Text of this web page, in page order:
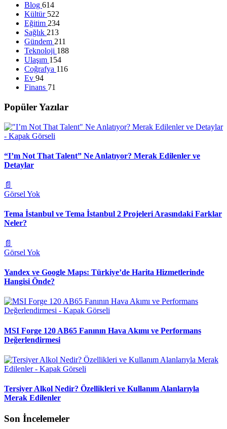
Blog 614
Kültür 522
Eğitim 234
Sağlık 213
Gündem 211
Teknoloji 188
Ulaşım 154
Coğrafya 116
Ev 94
Finans 71
Popüler Yazılar
“I’m Not That Talent” Ne Anlatıyor? Merak Edilenler ve
Detaylar
📄
Görsel Yok
Tema İstanbul ve Tema İstanbul 2 Projeleri Arasındaki Farklar
Neler?
📄
Görsel Yok
Yandex ve Google Maps: Türkiye’de Harita Hizmetlerinde
Hangisi Önde?
MSI Forge 120 AB65 Fanının Hava Akımı ve Performans
Değerlendirmesi
Tersiyer Alkol Nedir? Özellikleri ve Kullanım Alanlarıyla
Merak Edilenler
Son İncelemeler